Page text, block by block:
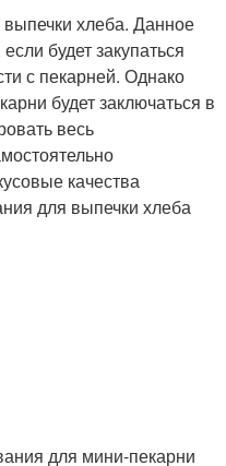
хлеба. Данное
будет закупаться
с пекарней. Однако
будет заключаться в
весь
качества
для выпечки хлеба
для мини-пекарни